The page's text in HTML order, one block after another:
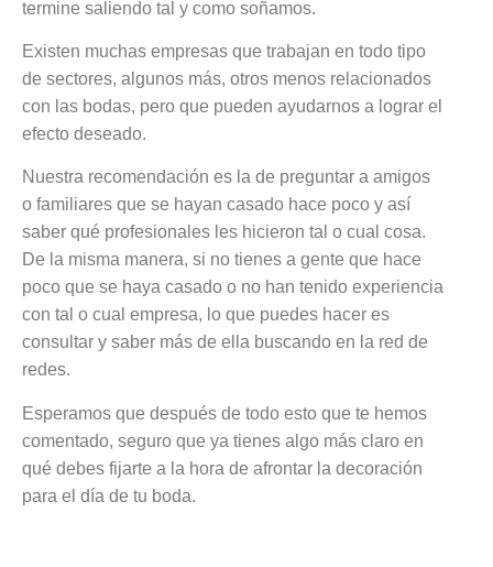
termine saliendo tal y como soñamos.
Existen muchas empresas que trabajan en todo tipo
de sectores, algunos más, otros menos relacionados
con las bodas, pero que pueden ayudarnos a lograr el
efecto deseado.
Nuestra recomendación es la de preguntar a amigos
o familiares que se hayan casado hace poco y así
saber qué profesionales les hicieron tal o cual cosa.
De la misma manera, si no tienes a gente que hace
poco que se haya casado o no han tenido experiencia
con tal o cual empresa, lo que puedes hacer es
consultar y saber más de ella buscando en la red de
redes.
Esperamos que después de todo esto que te hemos
comentado, seguro que ya tienes algo más claro en
qué debes fijarte a la hora de afrontar la decoración
para el día de tu boda.